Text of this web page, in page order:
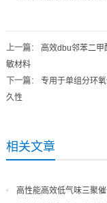
上一篇： 高效dbu邻苯二
敏材料
下一篇： 专用于单组分环
久性
相关文章
高性能高效低气味三聚